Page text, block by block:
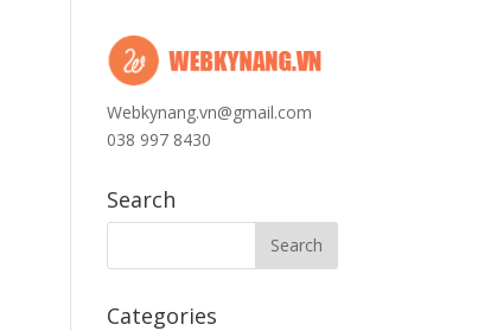
Webkynang.vn@gmail.com
038 997 8430
Search
Categories